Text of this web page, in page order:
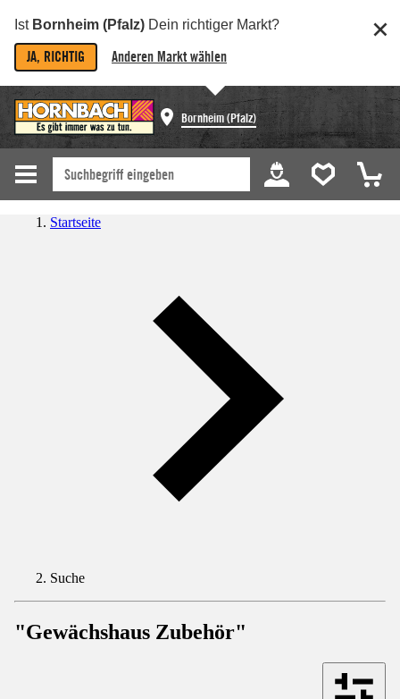
Ist Bornheim (Pfalz) Dein richtiger Markt?
JA, RICHTIG Anderen Markt wählen
Bornheim (Pfalz)
Startseite
Suche
"Gewächshaus Zubehör"